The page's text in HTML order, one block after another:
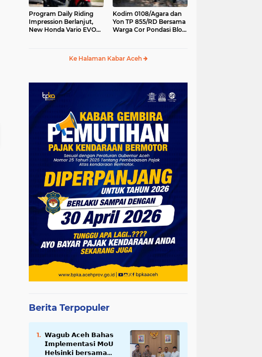
Program Daily Riding
Impression Berlanjut,
New Honda Vario EVO
Kodim 0108/Agara dan
Yon TP 855/RD Bersama
Warga Cor Pondasi Blok
Ke Halaman Kabar Aceh
Berita Terpopuler
𝗪𝗮𝗴𝘂𝗯 𝗔𝗰𝗲𝗵 𝗕𝗮𝗵𝗮𝘀
𝗜𝗺𝗽𝗹𝗲𝗺𝗲𝗻𝘁𝗮𝘀𝗶 𝗠𝗼𝗨
𝗛𝗲𝗹𝘀𝗶𝗻𝗸𝗶 𝗯𝗲𝗿𝘀𝗮𝗺𝗮